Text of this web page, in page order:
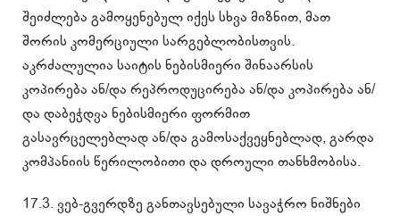
შეიძლება გამოყენებულ იქეს სხვა მიზნით, მათ
შორის კომერციული სარგებლობისთვის.
აკრძალულია საიტის ნებისმიერი შინაარსის
კოპირება ან/და რეპროდუცირება ან/და კოპირება ან/
და დაბეჭდვა ნებისმიერი ფორმით
გასავრცელებლად ან/და გამოსაქვეყნებლად, გარდა
კომპანიის წერილობითი და დროული თანხმობისა.
17.3. ვებ-გვერდზე განთავსებული სავაჭრო ნიშნები